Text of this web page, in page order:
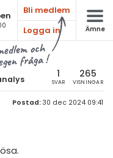
Bli medlem
Logga in
Ämne
medlem och
egen fråga !
1
SVAR
265
VISNINGAR
Postad: 30 dec 2024 09:41
ämnen